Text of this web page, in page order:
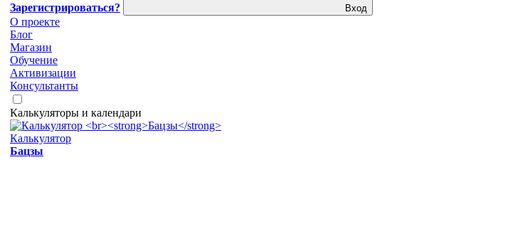
Зарегистрироваться? Вход
О проекте
Блог
Магазин
Обучение
Активизации
Консультанты
Калькуляторы и календари
Калькулятор
Бацзы